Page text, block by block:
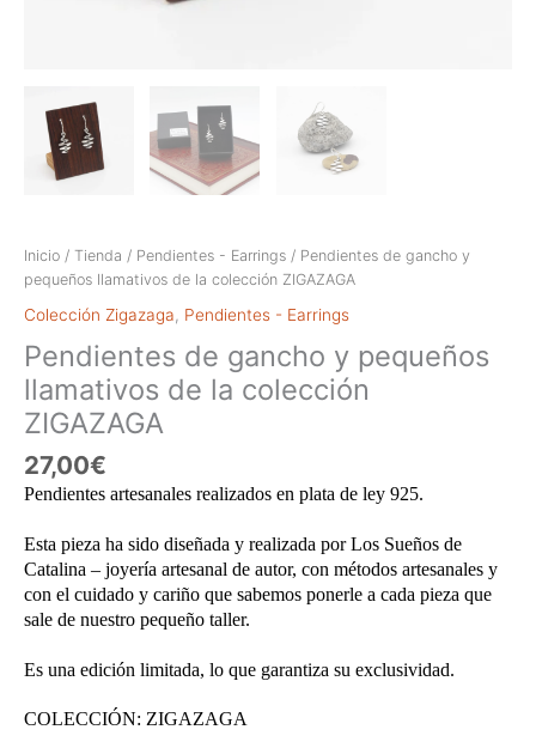
Inicio / Tienda / Pendientes - Earrings / Pendientes de gancho y
pequeños llamativos de la colección ZIGAZAGA
Colección Zigazaga Pendientes - Earrings
Pendientes de gancho y pequeños
llamativos de la colección
ZIGAZAGA
27,00€
Pendientes artesanales realizados en plata de ley 925.
Esta pieza ha sido diseñada y realizada por Los Sueños de
Catalina – joyería artesanal de autor, con métodos artesanales y
con el cuidado y cariño que sabemos ponerle a cada pieza que
sale de nuestro pequeño taller.
Es una edición limitada, lo que garantiza su exclusividad.
COLECCIÓN: ZIGAZAGA